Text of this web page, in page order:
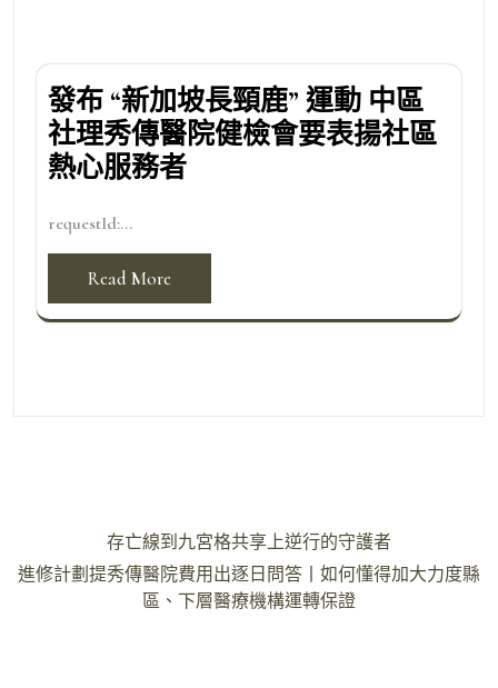
發布 “新加坡長頸鹿” 運動 中區
社理秀傳醫院健檢會要表揚社區
熱心服務者
requestId:...
Read More
章
存亡線到九宮格共享上逆行的守護者
進修計劃提秀傳醫院費用出逐日問答丨如何懂得加大力度縣
區、下層醫療機構運轉保證